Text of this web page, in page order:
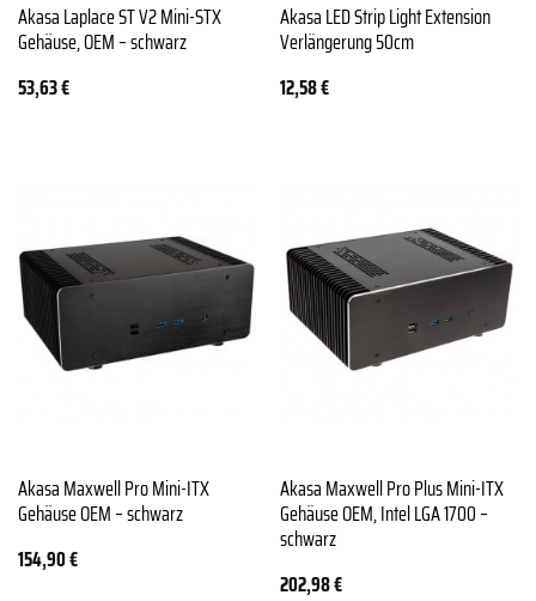
Akasa Laplace ST V2 Mini-STX
Gehäuse, OEM – schwarz
53,63€
Akasa LED Strip Light Extension
Verlängerung 50cm
12,58€
Akasa Maxwell Pro Mini-ITX
Gehäuse OEM – schwarz
154,90€
Akasa Maxwell Pro Plus Mini-ITX
Gehäuse OEM, Intel LGA 1700 –
schwarz
202,98€